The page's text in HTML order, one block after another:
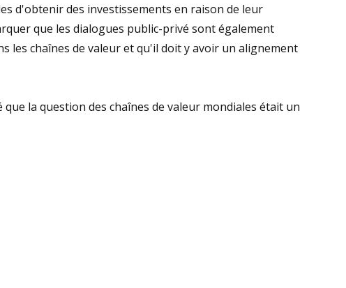
d'obtenir des investissements en raison de leur
que les dialogues public-privé sont également
les chaînes de valeur et qu'il doit y avoir un alignement
la question des chaînes de valeur mondiales était un